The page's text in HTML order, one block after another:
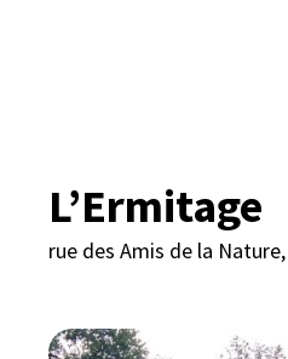
L’Ermitage
rue des Amis de la